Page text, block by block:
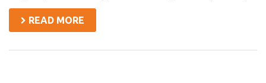
READ MORE